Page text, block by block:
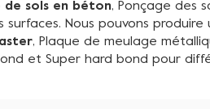
de sols en béton, Ponçage des
Nous pouvons produire
, Plaque de meulage
et Super hard bond pour